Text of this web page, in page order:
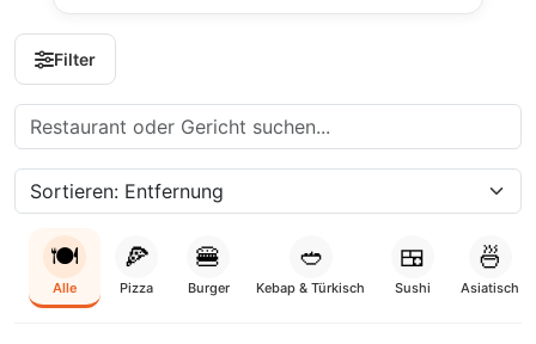
Filter
🍽️
Alle
🍕
Pizza
🍔
Burger
🥙
Kebap & Türkisch
🍱
Sushi
🍜
Asiatisch